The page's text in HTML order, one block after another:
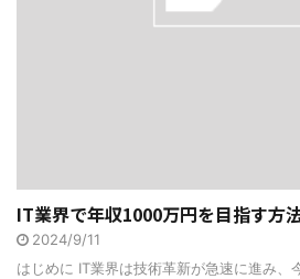
IT業界で年収1000万円を目指す方
2024/9/11
はじめに IT業界は技術革新が急速に進み、